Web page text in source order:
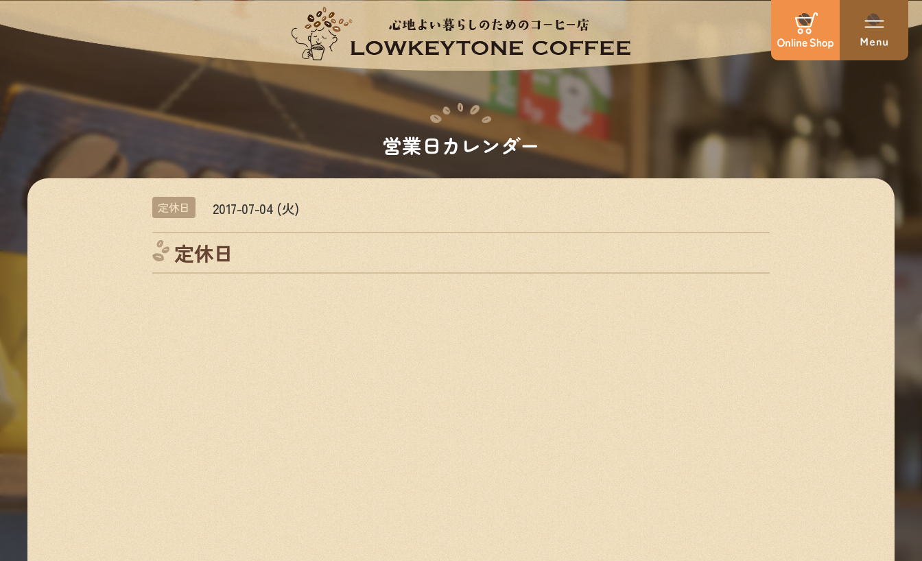
営業日カレンダー
定休日 2017-07-04 (火)
定休日